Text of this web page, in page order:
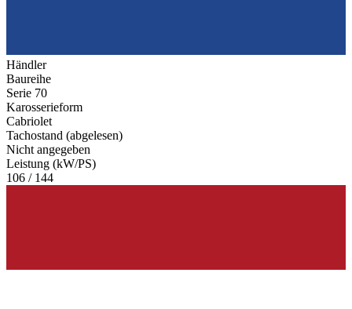
Händler
Baureihe
Serie 70
Karosserieform
Cabriolet
Tachostand (abgelesen)
Nicht angegeben
Leistung (kW/PS)
106 / 144